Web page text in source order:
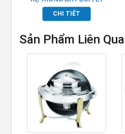
TP697184
CHI TIẾT
Sản Phẩm Liên